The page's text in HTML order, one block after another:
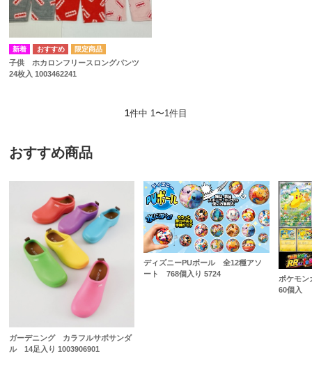
子供 ホカロンフリースロングパンツ
24枚入 1003462241
1件中 1〜1件目
おすすめ商品
ガーデニング カラフルサボサンダ
ル 14足入り 1003906901
ディズニーPUボール 全12種アソ
ート 768個入り 5724
ポケモ
60個入